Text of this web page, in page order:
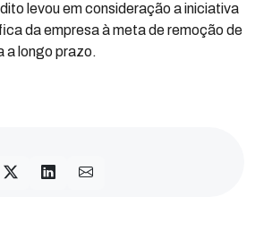
levou em consideração a iniciativa
da empresa à meta de remoção de
a longo prazo.